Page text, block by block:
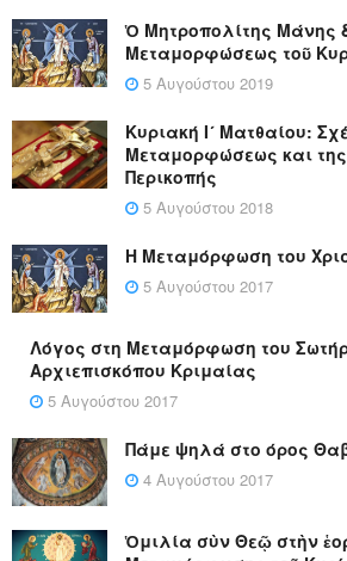
Ὁ Μητροπολίτης Μάνης
Μεταμορφώσεως τοῦ
5 Αυγούστου 2019
Κυριακή Ι´ Ματθαίου:
Μεταμορφώσεως και
Περικοπής
5 Αυγούστου 2018
Η Μεταμόρφωση του
5 Αυγούστου 2017
Λόγος στη Μεταμόρφωση του
Αρχιεπισκόπου Κριμαίας
5 Αυγούστου 2017
Πάμε ψηλά στο όρος
4 Αυγούστου 2017
Ὁμιλία σὺν Θεῷ στὴν